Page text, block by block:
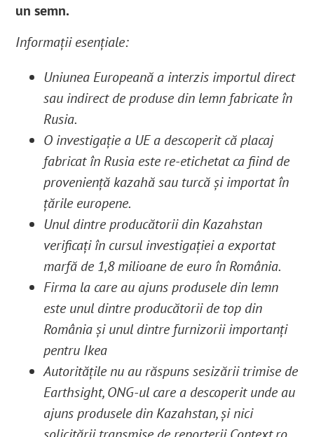
un semn.
Informații esențiale:
Uniunea Europeană a interzis importul direct
sau indirect de produse din lemn fabricate în
Rusia.
O investigație a UE a descoperit că placaj
fabricat în Rusia este re-etichetat ca fiind de
proveniență kazahă sau turcă și importat în
țările europene.
Unul dintre producătorii din Kazahstan
verificați în cursul investigației a exportat
marfă de 1,8 milioane de euro în România.
Firma la care au ajuns produsele din lemn
este unul dintre producătorii de top din
România și unul dintre furnizorii importanți
pentru Ikea
Autoritățile nu au răspuns sesizării trimise de
Earthsight, ONG-ul care a descoperit unde au
ajuns produsele din Kazahstan, și nici